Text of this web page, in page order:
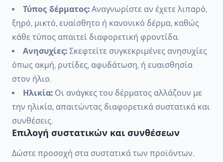
Τύπος δέρματος: Αναγνωρίστε αν έχετε λιπαρό,
ξηρό, μικτό, ευαίσθητο ή κανονικό δέρμα, καθώς
κάθε τύπος απαιτεί διαφορετική φροντίδα.
Ανησυχίες: Σκεφτείτε συγκεκριμένες ανησυχίες
όπως ακμή, ρυτίδες, αφυδάτωση, ή ευαισθησία
στον ήλιο.
Ηλικία: Οι ανάγκες του δέρματος αλλάζουν με
την ηλικία, απαιτώντας διαφορετικά συστατικά και
συνθέσεις.
Επιλογή συστατικών και συνθέσεων
Δώστε προσοχή στα συστατικά των προϊόντων.